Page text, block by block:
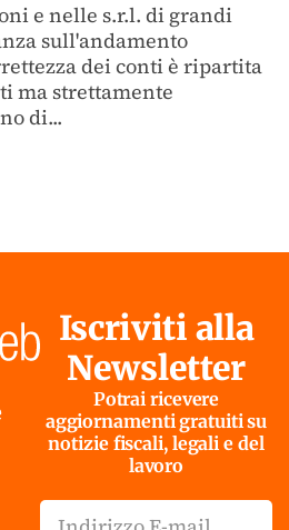
e nelle s.r.l. di grandi
sull'andamento
dei conti è ripartita
ma strettamente
di...
Iscriviti alla
Newsletter
Potrai ricevere
aggiornamenti gratuiti su
notizie fiscali, legali e del
lavoro